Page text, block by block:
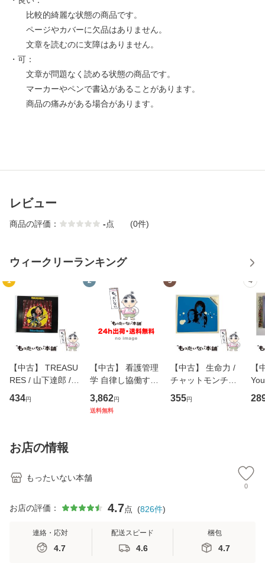
比較的綺麗な状態の商品です。
ページやカバーに欠品はありません。
文章を読むのに支障はありません。
・可：
文章が問題なく読める状態の商品です。
マーカーやペンで書込があることがあります。
商品の痛みがある場合があります。
レビュー
商品の評価： -点 (0件)
ウィークリーランキング
1
【中古】 TREASU
RES / 山下達郎 /
イーストウエス
ト・ジャパン [CD]
434円
2
【中古】 看護管理
学 自律し協働する
専門職の看護マネ
ジメントスキル 改
3,862円
送料無料
3
【中古】 生命力 /
チャットモンチー /
キューンレコード
[CD]【メール便送
355円
4
【
のが
お店の情報
もったいない本舗
0
お店の評価： 4.7点 (826件)
連絡・応対
4.7
配送スピード
4.6
梱包
4.7